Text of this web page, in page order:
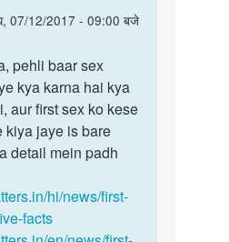
07/12/2017 - 09:00 बजे
pehli baar sex
kya karna hai kya
aur first sex ko kese
kiya jaye is bare
detail mein padh
hi/news/first-
facts